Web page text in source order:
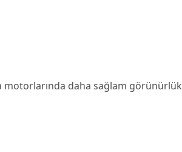
daha sağlam görünürlük